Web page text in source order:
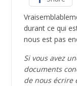
durant ce qui
nous est pas
Si vous avez
documents
de nous écrire